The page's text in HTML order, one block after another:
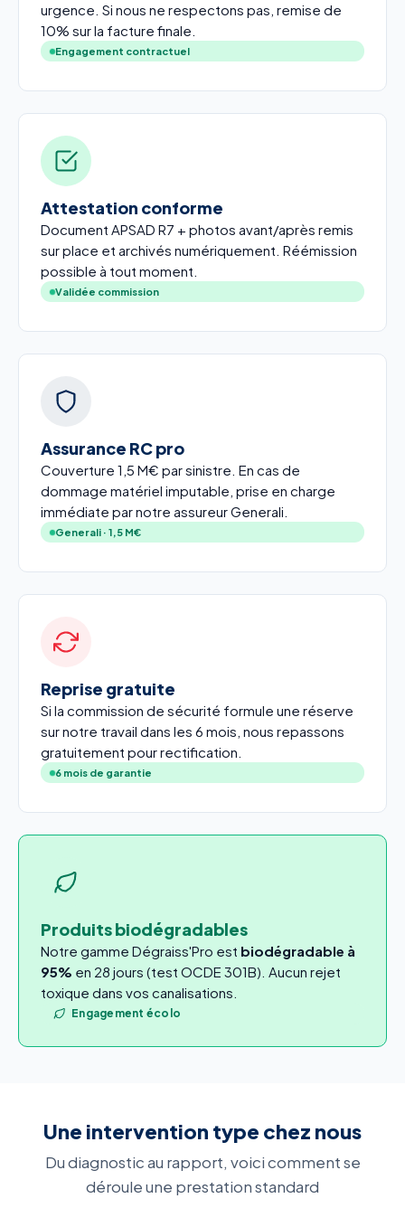
urgence. Si nous ne respectons pas, remise de
10% sur la facture finale.
Engagement contractuel
Attestation conforme
Document APSAD R7 + photos avant/après remis
sur place et archivés numériquement. Réémission
possible à tout moment.
Validée commission
Assurance RC pro
Couverture 1,5 M€ par sinistre. En cas de
dommage matériel imputable, prise en charge
immédiate par notre assureur Generali.
Generali · 1,5 M€
Reprise gratuite
Si la commission de sécurité formule une réserve
sur notre travail dans les 6 mois, nous repassons
gratuitement pour rectification.
6 mois de garantie
Produits biodégradables
Notre gamme Dégraiss'Pro est biodégradable à
95% en 28 jours (test OCDE 301B). Aucun rejet
toxique dans vos canalisations.
Engagement écolo
Une intervention type chez nous
Du diagnostic au rapport, voici comment se
déroule une prestation standard